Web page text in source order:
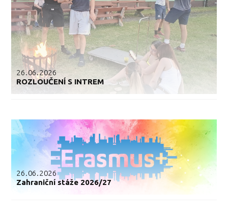
26.06.2026
ROZLOUČENÍ S INTREM
26.06.2026
Zahraniční stáže 2026/27